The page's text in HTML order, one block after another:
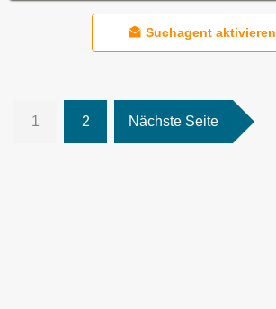
Suchagent aktivieren
1 2 Nächste Seite